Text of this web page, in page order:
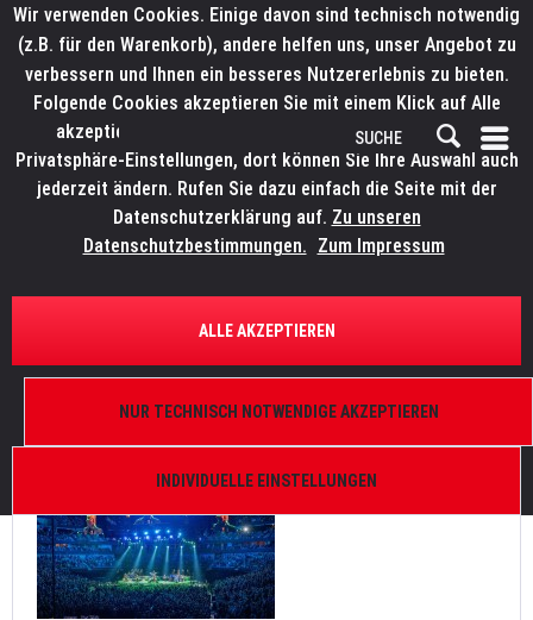
FILTERN
Bruce Springsteen tourt mit ELATION
Von: Bianca Wilmsmann 28.03.23 10:00 0 Kommentare
Wir verwenden Cookies. Einige davon sind technisch notwendig
(z.B. für den Warenkorb), andere helfen uns, unser Angebot zu
verbessern und Ihnen ein besseres Nutzererlebnis zu bieten.
Folgende Cookies akzeptieren Sie mit einem Klick auf Alle
akzeptieren. Weitere Informationen finden Sie in den
Privatsphäre-Einstellungen, dort können Sie Ihre Auswahl auch
jederzeit ändern. Rufen Sie dazu einfach die Seite mit der
Datenschutzerklärung auf. Zu unseren
Datenschutzbestimmungen. Zum Impressum
INDIVIDUELLE EINSTELLUNGEN
NUR TECHNISCH NOTWENDIGE AKZEPTIEREN
ALLE AKZEPTIEREN